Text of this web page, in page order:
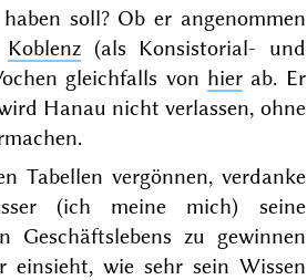
soll? Ob er angenommen
Koblenz(als Konsistorial- und
gleichfalls von hierab. Er
Hanau nicht verlassen, ohne
Tabellen vergönnen, verdanke
(ich meine mich) seine
Geschäftslebens zu gewinnen
wie sehr sein Wissen